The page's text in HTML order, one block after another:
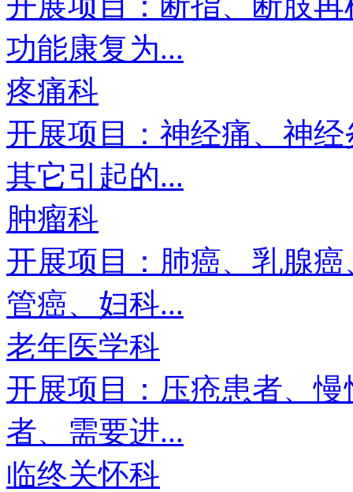
功能康复为...
疼痛科
开展项目：神经痛、神
其它引起的...
肿瘤科
开展项目：肺癌、乳腺
管癌、妇科...
老年医学科
开展项目：压疮患者、
者、需要进...
临终关怀科